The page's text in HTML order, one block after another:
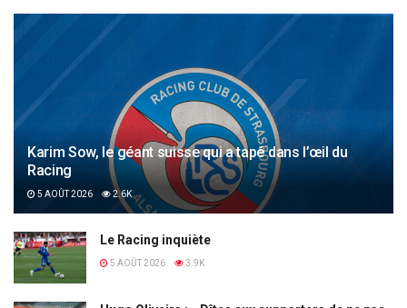
Karim Sow, le géant suisse qui a tapé dans l’œil du
Racing
5 AOÛT 2026 2.6K
Le Racing inquiète
5 AOÛT 2026 3.9K